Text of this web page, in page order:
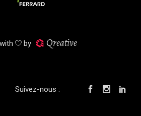
by Qreative
Suivez-nous :